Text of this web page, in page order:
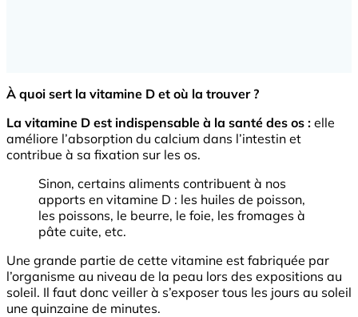
À quoi sert la vitamine D et où la trouver ?
La vitamine D est indispensable à la santé des os : elle
améliore l’absorption du calcium dans l’intestin et
contribue à sa fixation sur les os.
Sinon, certains aliments contribuent à nos
apports en vitamine D : les huiles de poisson,
les poissons, le beurre, le foie, les fromages à
pâte cuite, etc.
Une grande partie de cette vitamine est fabriquée par
l’organisme au niveau de la peau lors des expositions au
soleil. Il faut donc veiller à s’exposer tous les jours au soleil
une quinzaine de minutes.